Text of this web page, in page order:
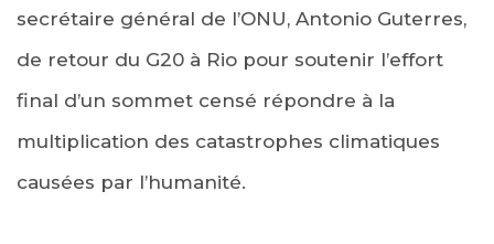
secrétaire général de l’ONU, Antonio Guterres,
de retour du G20 à Rio pour soutenir l’effort
final d’un sommet censé répondre à la
multiplication des catastrophes climatiques
causées par l’humanité.